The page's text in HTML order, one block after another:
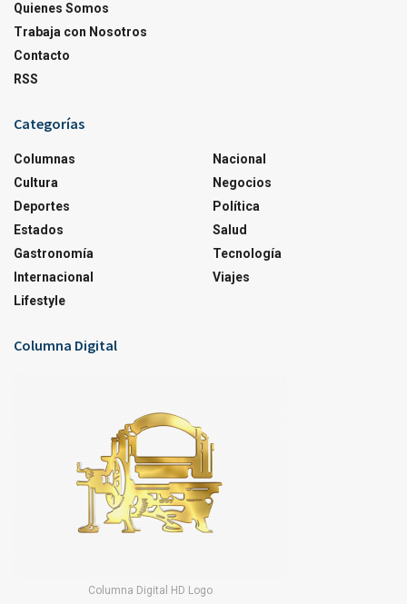
Quienes Somos
Trabaja con Nosotros
Contacto
RSS
Categorías
Columnas
Cultura
Deportes
Estados
Gastronomía
Internacional
Lifestyle
Nacional
Negocios
Política
Salud
Tecnología
Viajes
Columna Digital
Columna Digital HD Logo